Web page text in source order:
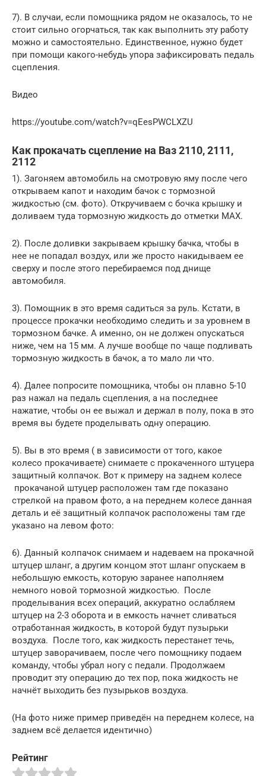
7). В случаи, если помощника рядом не оказалось, то не
стоит сильно огорчаться, так как выполнить эту работу
можно и самостоятельно. Единственное, нужно будет
при помощи какого-небудь упора зафиксировать педаль
сцепления.
Видео
https://youtube.com/watch?v=qEesPWCLXZU
Как прокачать сцепление на Ваз 2110, 2111,
2112
1). Загоняем автомобиль на смотровую яму после чего
открываем капот и находим бачок с тормозной
жидкостью (см. фото). Откручиваем с бочка крышку и
доливаем туда тормозную жидкость до отметки MAX.
2). После доливки закрываем крышку бачка, чтобы в
нее не попадал воздух, или же просто накидываем ее
сверху и после этого перебираемся под днище
автомобиля.
3). Помощник в это время садиться за руль. Кстати, в
процессе прокачки необходимо следить и за уровнем в
тормозном бачке. А именно, он не должен опускаться
ниже, чем на 15 мм. А лучше вообще по чаще подливать
тормозную жидкость в бачок, а то мало ли что.
4). Далее попросите помощника, чтобы он плавно 5-10
раз нажал на педаль сцепления, а на последнее
нажатие, чтобы он ее выжал и держал в полу, пока в это
время вы будете проделывать одну операцию.
5). Вы в это время ( в зависимости от того, какое
колесо прокачиваете) снимаете с прокаченного штуцера
защитный колпачок. Вот к примеру на заднем колесе
прокачаной штуцер расположен там где показано
стрелкой на правом фото, а на переднем колесе данная
деталь и её защитный колпачок расположены там где
указано на левом фото:
6). Данный колпачок снимаем и надеваем на прокачной
штуцер шланг, а другим концом этот шланг опускаем в
небольшую емкость, которую заранее наполняем
немного новой тормозной жидкостью. После
проделывания всех операций, аккуратно ослабляем
штуцер на 2-3 оборота и в емкость начнет сливаться
отработанная жидкость, в которой будут пузырьки
воздуха. После того, как жидкость перестанет течь,
штуцер заворачиваем, после чего помощнику подаем
команду, чтобы убрал ногу с педали. Продолжаем
проводит эту операцию до тех пор, пока жидкость не
начнёт выходить без пузырьков воздуха.
(На фото ниже пример приведён на переднем колесе, на
заднем всё делается идентично)
Рейтинг